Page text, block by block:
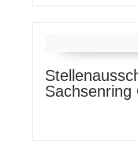
Sachsenring